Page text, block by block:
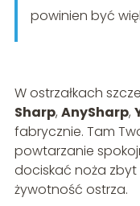
powinien być
W ostrzałkach
Sharp, AnySharp,
fabrycznie. Tam
powtarzanie
dociskać noża
żywotność ostrza.